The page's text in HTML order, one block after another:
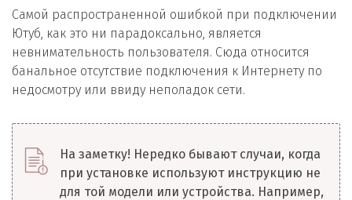
Самой распространенной ошибкой при подключении
Ютуб, как это ни парадоксально, является
невнимательность пользователя. Сюда относится
банальное отсутствие подключения к Интернету по
недосмотру или ввиду неполадок сети.
На заметку! Нередко бывают случаи, когда
при установке используют инструкцию не
для той модели или устройства. Например,